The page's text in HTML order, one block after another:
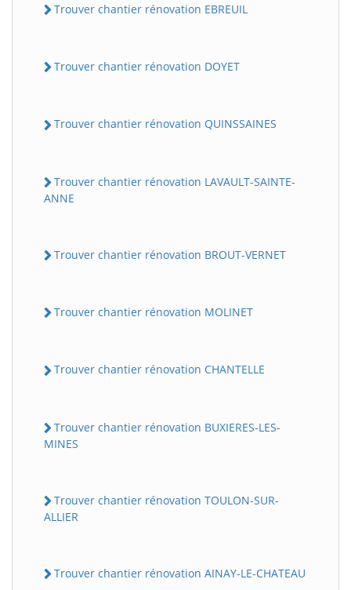
Trouver chantier rénovation EBREUIL
Trouver chantier rénovation DOYET
Trouver chantier rénovation QUINSSAINES
Trouver chantier rénovation LAVAULT-SAINTE-
ANNE
Trouver chantier rénovation BROUT-VERNET
Trouver chantier rénovation MOLINET
Trouver chantier rénovation CHANTELLE
Trouver chantier rénovation BUXIERES-LES-
MINES
Trouver chantier rénovation TOULON-SUR-
ALLIER
Trouver chantier rénovation AINAY-LE-CHATEAU